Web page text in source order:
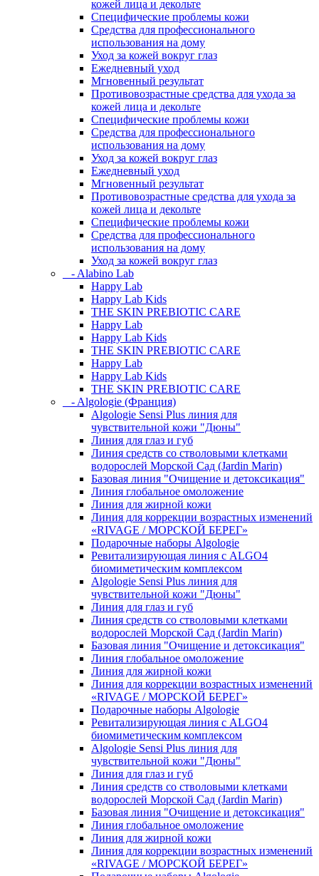
кожей лица и декольте
Специфические проблемы кожи
Средства для профессионального
использования на дому
Уход за кожей вокруг глаз
Ежедневный уход
Мгновенный результат
Противовозрастные средства для ухода за
кожей лица и декольте
Специфические проблемы кожи
Средства для профессионального
использования на дому
Уход за кожей вокруг глаз
Ежедневный уход
Мгновенный результат
Противовозрастные средства для ухода за
кожей лица и декольте
Специфические проблемы кожи
Средства для профессионального
использования на дому
Уход за кожей вокруг глаз
- Alabino Lab
Happy Lab
Happy Lab Kids
THE SKIN PREBIOTIC CARE
Happy Lab
Happy Lab Kids
THE SKIN PREBIOTIC CARE
Happy Lab
Happy Lab Kids
THE SKIN PREBIOTIC CARE
- Algologie (Франция)
Algologie Sensi Plus линия для
чувcтвительной кожи "Дюны"
Линия для глаз и губ
Линия средств со стволовыми клетками
водорослей Морской Сад (Jardin Marin)
Базовая линия "Очищение и детоксикация"
Линия глобальное омоложение
Линия для жирной кожи
Линия для коррекции возрастных изменений
«RIVAGE / МОРСКОЙ БЕРЕГ»
Подарочные наборы Algologie
Ревитализирующая линия с ALGO4
биомиметическим комплексом
Algologie Sensi Plus линия для
чувcтвительной кожи "Дюны"
Линия для глаз и губ
Линия средств со стволовыми клетками
водорослей Морской Сад (Jardin Marin)
Базовая линия "Очищение и детоксикация"
Линия глобальное омоложение
Линия для жирной кожи
Линия для коррекции возрастных изменений
«RIVAGE / МОРСКОЙ БЕРЕГ»
Подарочные наборы Algologie
Ревитализирующая линия с ALGO4
биомиметическим комплексом
Algologie Sensi Plus линия для
чувcтвительной кожи "Дюны"
Линия для глаз и губ
Линия средств со стволовыми клетками
водорослей Морской Сад (Jardin Marin)
Базовая линия "Очищение и детоксикация"
Линия глобальное омоложение
Линия для жирной кожи
Линия для коррекции возрастных изменений
«RIVAGE / МОРСКОЙ БЕРЕГ»